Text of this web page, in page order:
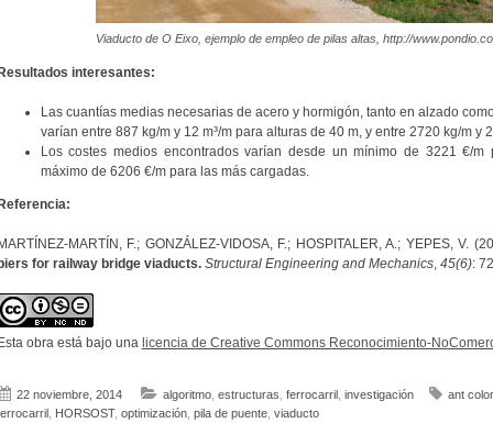
Viaducto de O Eixo, ejemplo de empleo de pilas altas, http://
interesantes:
Las cuantías medias necesarias de acero y hormigón, tanto en alzado
varían entre 887 kg/m y 12 m³/m para alturas de 40 m, y entre 2720 kg/m y
Los costes medios encontrados varían desde un mínimo de 3221 €/
máximo de 6206 €/m para las más cargadas.
MARTÍN, F.; GONZÁLEZ-VIDOSA, F.; HOSPITALER, A.; YEPES, V.
for railway bridge viaducts. Structural Engineering and Mechanics, 45(6):
obra está bajo una licencia de Creative Commons Reconocimiento-
22 noviembre, 2014 algoritmo, estructuras ferrocarril, investigación
ant
, HORSOST, optimización, pila de puente, viaducto